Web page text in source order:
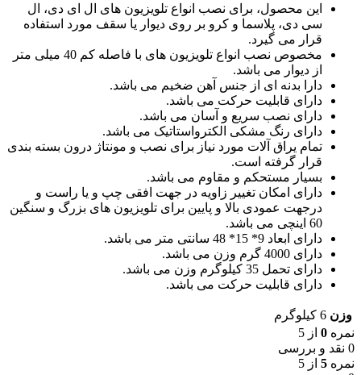
این محصول، برای نصب انواع تلویزیون های ال ای دی، ال
سی دی، پلاسما و کرو بر روی دیوار یا سقف مورد استفاده
قرار می گیرد.
مخصوص نصب انواع تلویزیون های با فاصله کم 40 میلی متر
از دیوار می باشد.
دارا بدنه ای از جنس آهن ضخیم می باشد.
دارای قابلیت حرکت می باشد.
دارای نصب سریع و آسان می باشد.
دارای رنگ مشکی الکترواستاتیک می باشد.
تمام یراق آلات مورد نیاز برای نصب و مونتاژ درون بسته بندی
قرار گرفته است.
بسیار مستحکم و مقاوم می باشد.
دارای امکان تغییر زاویه در جهت افقی چپ و یا راست و
درجهت عمودی بالا و پایین برای تلویزیون های بزرگ و سنگین
60 اینچی می باشد.
دارای ابعاد 9* 15* 48 سانتی متر می باشد.
دارای 4000 گرم وزن می باشد.
دارای تحمل 35 کیلوگرم وزن می باشد.
دارای قابلیت حرکت می باشد.
وزن 6 کیلوگرم
نمره 0 از 5
0 نقد و بررسی
نمره 5 از 5